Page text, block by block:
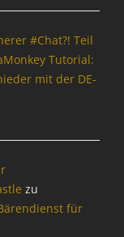
#Chat?! Teil
Tutorial:
mit der DE-
zu
für